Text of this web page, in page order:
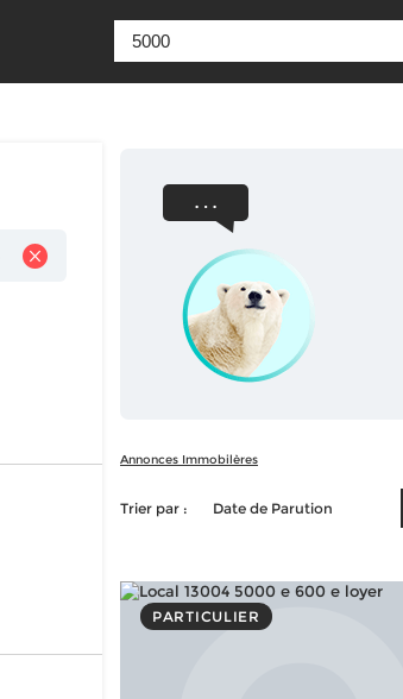
Annonces Immobilères
Trier par : Date de Parution
PARTICULIER